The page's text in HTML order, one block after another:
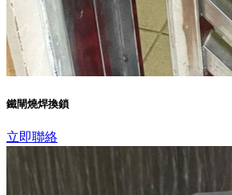
鐵閘燒焊換鎖
立即聯絡